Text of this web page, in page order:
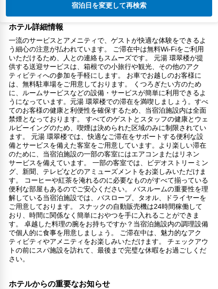
宿泊日を変更して再検索
ホテル詳細情報
一流のサービスとアメニティで、ゲストが快適な体験をできるよ
う細心の注意が払われています。 ご滞在中は無料Wi-Fiをご利用
いただけるため、人との連絡もスムーズです。 元湯 環翠楼が提
供する送迎サービスは、箱根での小旅行や観光、その他のアク
ティビティへの参加を手軽にします。 お車でお越しのお客様に
は、無料駐車場をご用意しております。 くつろぎたい方のため
に、ルームサービスなどの設備・サービスが簡単に利用できるよ
うになっています。元湯 環翠楼での滞在を満喫しましょう。すべ
てのお客様の健康と利便性を確保するため、当宿泊施設内は全面
禁煙となっております。 すべてのゲストとスタッフの健康とウェ
ルビーイングのため、喫煙は決められた区域のみに制限されてい
ます。 元湯 環翠楼では、快適なご滞在をサポートする便利な設
備とサービスを備えた客室をご用意しています。より楽しい滞在
のために、当宿泊施設の一部の客室にはエアコンまたはリネン
サービスを備えています。 一部の客室では、ビデオストリーミン
グ、新聞、テレビなどのアミューズメントをお楽しみいただけま
す。 コーヒーや紅茶を淹れるのに必要なものがすべて揃っている
便利な部屋もあるのでご安心ください。 バスルームの重要性を理
解している当宿泊施設では、バスローブ、タオル、ドライヤーを
ご用意しております。 スナックの自動販売機は24時間稼働して
おり、時間に関係なく簡単におやつを手に入れることができま
す。 卓越した料理の腕をお持ちですか？当宿泊施設内の調理設備
で個人的に食事を用意しましょう。 ご滞在中は、魅力的なアク
ティビティやアメニティをお楽しみいただけます。 チェックアウ
トの前にスパ施設を訪れて、最後まで完璧な休暇をお過ごしくだ
さい。
ホテルからの重要なお知らせ